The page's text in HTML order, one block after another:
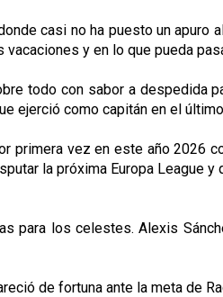
casi no ha puesto un
y en lo que pueda
todo con sabor a
ejerció como capitán en el
primera vez en este año
la próxima Europa League
para los celestes. Alexis
de fortuna ante la meta de